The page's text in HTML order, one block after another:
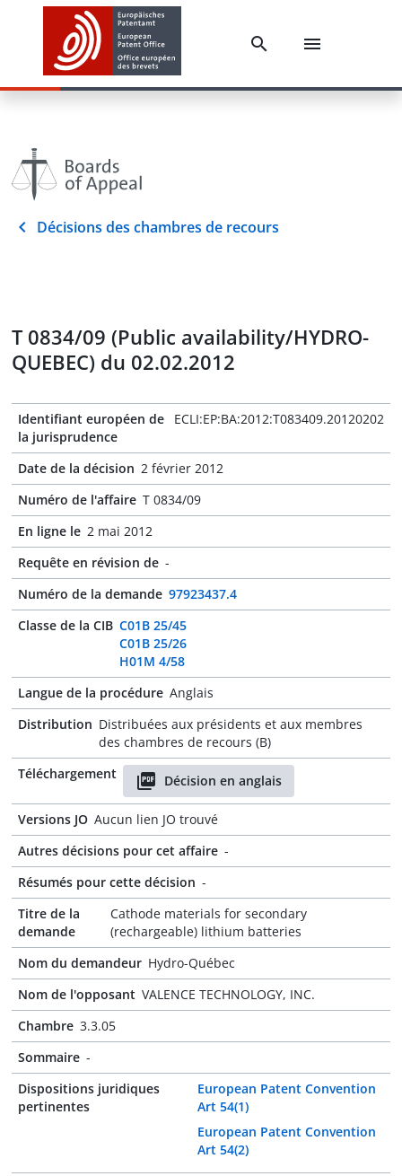
Décisions des chambres de recours
T 0834/09 (Public availability/HYDRO-
QUEBEC) du 02.02.2012
Identifiant européen de
la jurisprudence
ECLI:EP:BA:2012:T083409.20120202
Date de la décision 2 février 2012
Numéro de l'affaire T 0834/09
En ligne le 2 mai 2012
Requête en révision de -
Numéro de la demande 97923437.4
Classe de la CIB C01B 25/45
C01B 25/26
H01M 4/58
Langue de la procédure Anglais
Distribution Distribuées aux présidents et aux membres
des chambres de recours (B)
Téléchargement
Décision en anglais
Versions JO Aucun lien JO trouvé
Autres décisions pour cet affaire -
Résumés pour cette décision -
Titre de la
demande
Cathode materials for secondary
(rechargeable) lithium batteries
Nom du demandeur Hydro-Québec
Nom de l'opposant VALENCE TECHNOLOGY, INC.
Chambre 3.3.05
Sommaire -
Dispositions juridiques
pertinentes
European Patent Convention
Art 54(1)
European Patent Convention
Art 54(2)